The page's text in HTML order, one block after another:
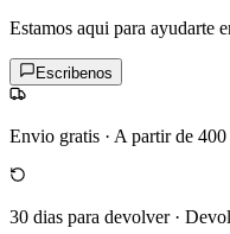
Estamos aqui para ayudarte
Escribenos
Envio gratis · A partir de
30 dias para devolver·